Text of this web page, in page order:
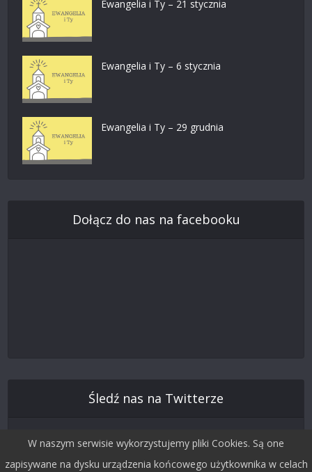
Ewangelia i Ty – 21 stycznia
Ewangelia i Ty – 6 stycznia
Ewangelia i Ty – 29 grudnia
Dołącz do nas na facebooku
Śledź nas na Twitterze
W naszym serwisie wykorzystujemy pliki Cookies. Są one
zapisywane na dysku urządzenia końcowego użytkownika w celach